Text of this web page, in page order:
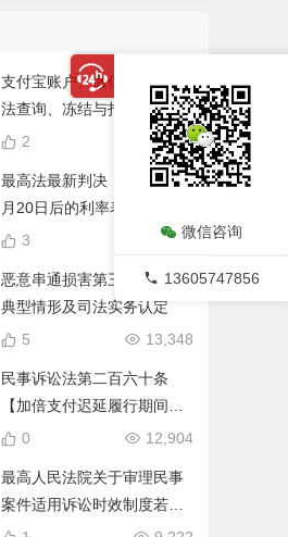
支付宝账户、微信、快手司
法查询、冻结与扣划联系方
式及所需资料（2021修改）
18,732
2
最高法最新判决：2019年8
月20日后的利率表述
18,379
3
恶意串通损害第三人利益的
典型情形及司法实务认定
13,348
5
民事诉讼法第二百六十条
【加倍支付迟延履行期间的
债务利息法律规定】 12,904
0
最高人民法院关于审理民事
案件适用诉讼时效制度若干
问题的规定（2020修正）
微信咨询
13605747856